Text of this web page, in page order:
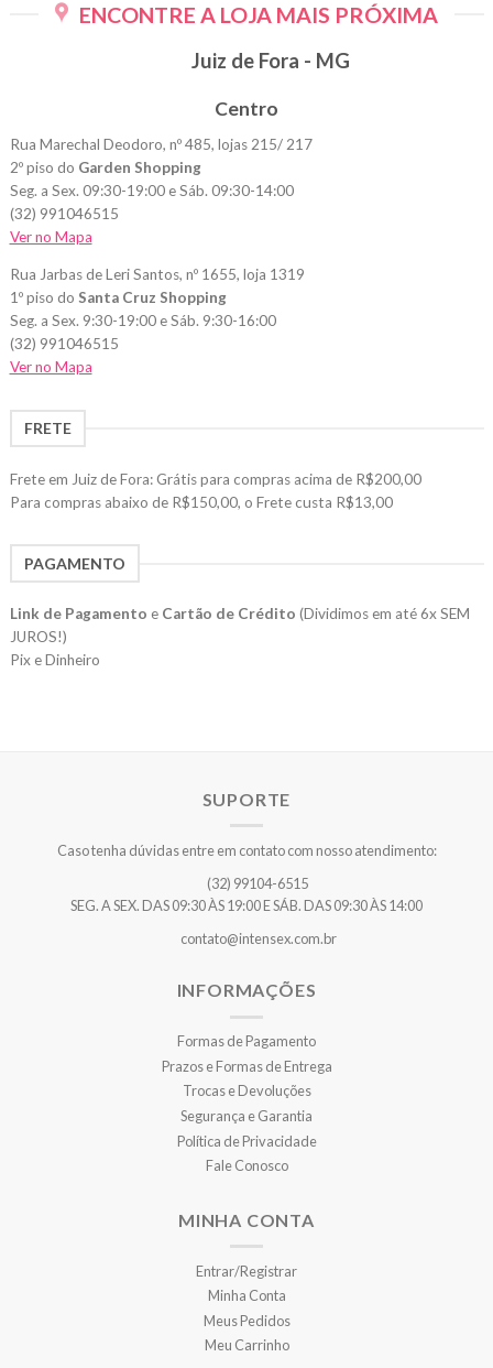
ENCONTRE A LOJA MAIS PRÓXIMA
Juiz de Fora - MG
Centro
Rua Marechal Deodoro, nº 485, lojas 215/ 217
2º piso do Garden Shopping
Seg. a Sex. 09:30-19:00 e Sáb. 09:30-14:00
(32) 991046515
Ver no Mapa
Rua Jarbas de Leri Santos, nº 1655, loja 1319
1º piso do Santa Cruz Shopping
Seg. a Sex. 9:30-19:00 e Sáb. 9:30-16:00
(32) 991046515
Ver no Mapa
FRETE
Frete em Juiz de Fora: Grátis para compras acima de R$200,00
Para compras abaixo de R$150,00, o Frete custa R$13,00
PAGAMENTO
Link de Pagamento e Cartão de Crédito (Dividimos em até 6x SEM
JUROS!)
Pix e Dinheiro
SUPORTE
Caso tenha dúvidas entre em contato com nosso atendimento:
(32) 99104-6515
SEG. A SEX. DAS 09:30 ÀS 19:00 E SÁB. DAS 09:30 ÀS 14:00
contato@intensex.com.br
INFORMAÇÕES
Formas de Pagamento
Prazos e Formas de Entrega
Trocas e Devoluções
Segurança e Garantia
Política de Privacidade
Fale Conosco
MINHA CONTA
Entrar/Registrar
Minha Conta
Meus Pedidos
Meu Carrinho